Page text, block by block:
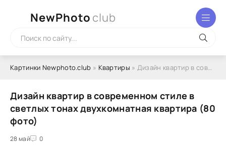
NewPhoto club
Картинки Newphoto.club » Квартиры » Дизайн квартир в современном стиле в светлых тонах двухкомнатная квартира (80 фото)
Дизайн квартир в современном стиле в
светлых тонах двухкомнатная квартира (80
фото)
28 май 0